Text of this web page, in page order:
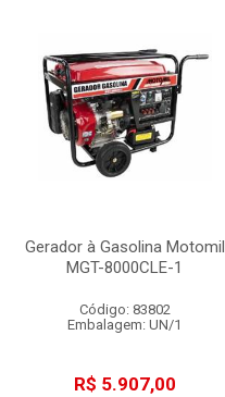
Gerador à Gasolina Motomil
MGT-8000CLE-1
Código: 83802
Embalagem: UN/1
R$ 5.907,00